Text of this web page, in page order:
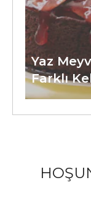
Yaz
Farklı